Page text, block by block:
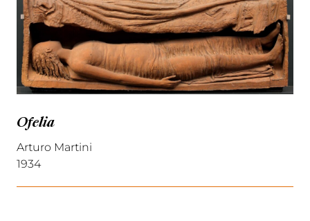
Ofelia
Arturo Martini
1934